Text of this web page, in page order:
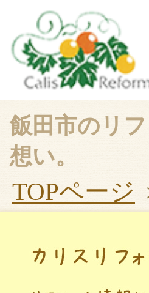
飯田市のリ
想い。
TOPページ